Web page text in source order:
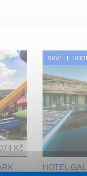
Kč
SKVĚLÉ
HOTEL